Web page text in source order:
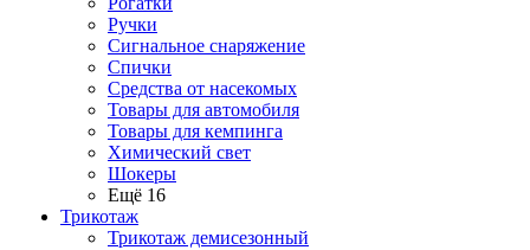
Ручки
Сигнальное снаряжение
Спички
Средства от насекомых
Товары для автомобиля
Товары для кемпинга
Химический свет
Шокеры
Ещё 16
Трикотаж
Трикотаж демисезонный